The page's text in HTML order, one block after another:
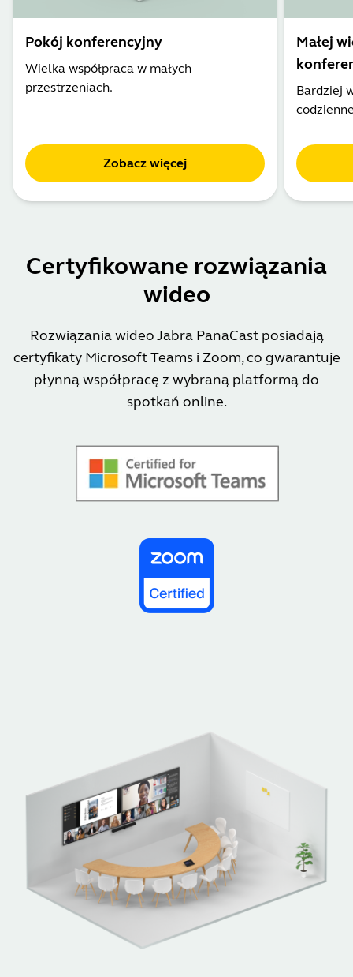
Pokój konferencyjny
Wielka współpraca w małych
przestrzeniach.
Zobacz więcej
Małej
Bardziej
Certyfikowane rozwiązania
wideo
Rozwiązania wideo Jabra PanaCast posiadają
certyfikaty Microsoft Teams i Zoom, co gwarantuje
płynną współpracę z wybraną platformą do
spotkań online.